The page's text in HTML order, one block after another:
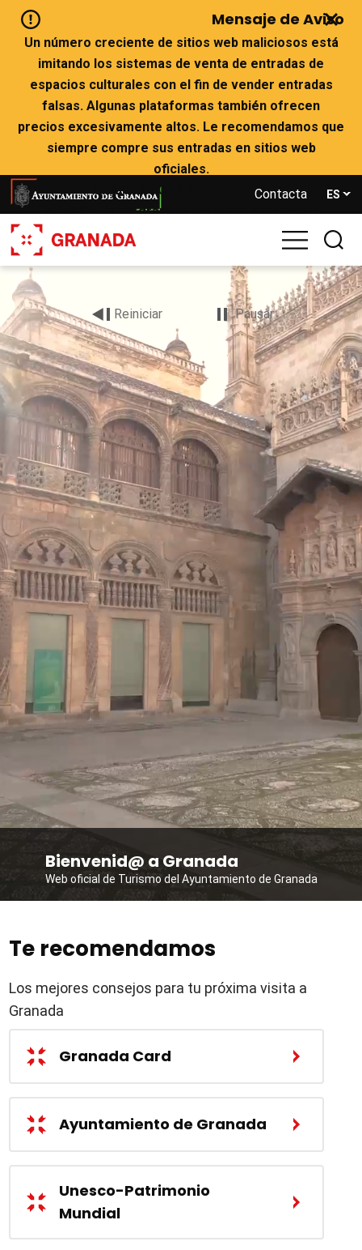
Pasar
contenido
principal
Mensaje de Aviso
Un número creciente de sitios web maliciosos está
imitando los sistemas de venta de entradas de
espacios culturales con el fin de vender entradas
falsas. Algunas plataformas también ofrecen
precios excesivamente altos. Le recomendamos que
siempre compre sus entradas en sitios web
oficiales.
GRANADA CARD
https://turismo.granada.org/es/granada-card
ALHAMBRA Y GENERALIFE
https://tickets.alhambra-patronato.es/
Si no quedan entradas en las webs oficiales, le
aconsejamos que no compre en webs que le
ofrezcan disponibilidad.
Contacta ES
Reiniciar Pausar
Archivo
vídeo
Bienvenid@ a Granada
Web oficial de Turismo del Ayuntamiento de Granada
Te recomendamos
Los mejores consejos para tu próxima visita a
Granada
Granada Card
Ayuntamiento de Granada
Unesco-Patrimonio
Mundial